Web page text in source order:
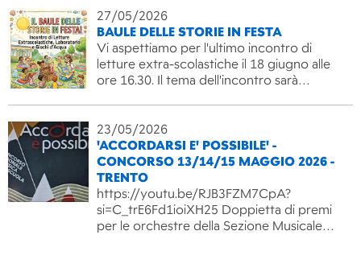
27/05/2026
BAULE DELLE STORIE IN FESTA
Vi aspettiamo per l'ultimo incontro di
letture extra-scolastiche il 18 giugno alle
ore 16.30. Il tema dell'incontro sarà…
23/05/2026
'ACCORDARSI E' POSSIBILE' -
CONCORSO 13/14/15 MAGGIO 2026 -
TRENTO
https://youtu.be/RJB3FZM7CpA?
si=C_trE6Fd1ioiXH25 Doppietta di premi
per le orchestre della Sezione Musicale…